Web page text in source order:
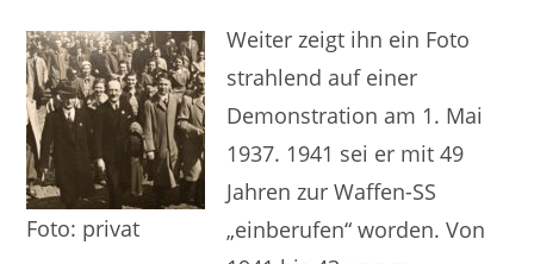
Foto: privat
Weiter zeigt ihn ein Foto
strahlend auf einer
Demonstration am 1. Mai
1937. 1941 sei er mit 49
Jahren zur Waffen-SS
„einberufen“ worden. Von